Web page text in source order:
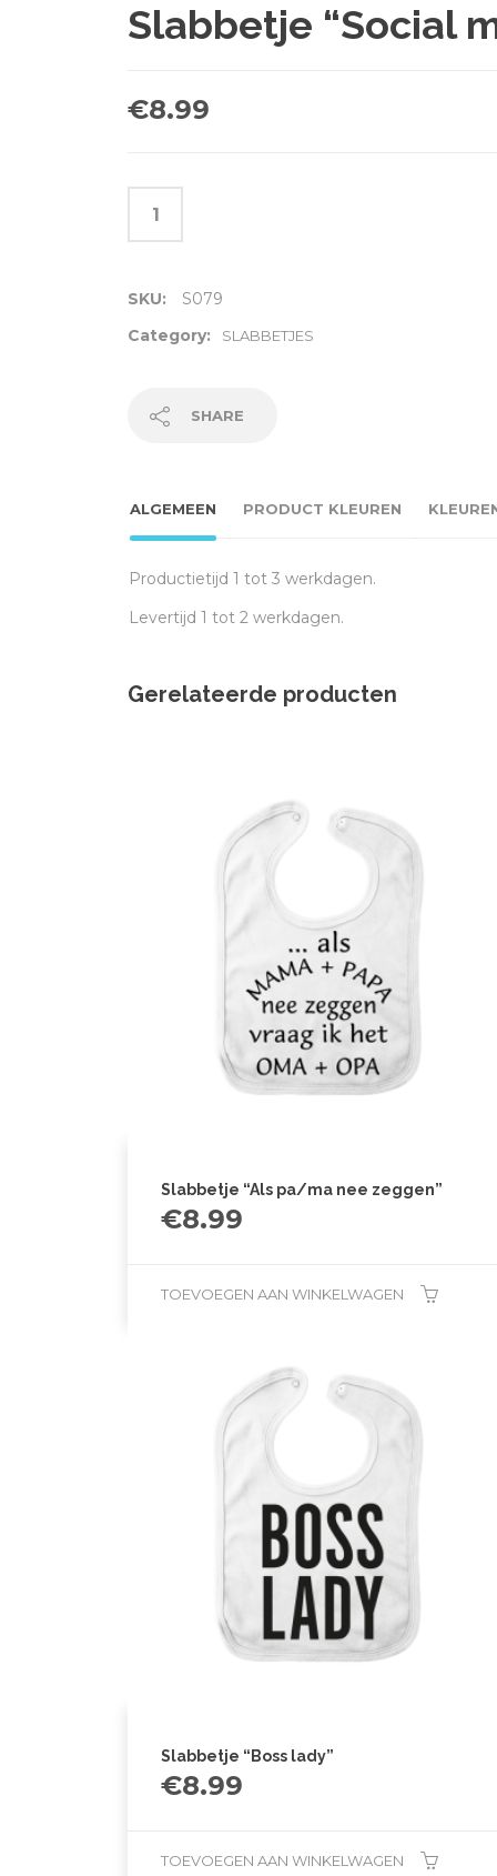
Slabbetje “Social
€8.99
SKU:
S079
Category:
SLABBETJES
SHARE
ALGEMEEN PRODUCT KLEUREN
Productietijd 1 tot 3 werkdagen.
Levertijd 1 tot 2 werkdagen.
Gerelateerde producten
Slabbetje “Als pa/ma nee zeggen”
€8.99
TOEVOEGEN AAN WINKELWAGEN
Slabbetje “Boss lady”
€8.99
TOEVOEGEN AAN WINKELWAGEN